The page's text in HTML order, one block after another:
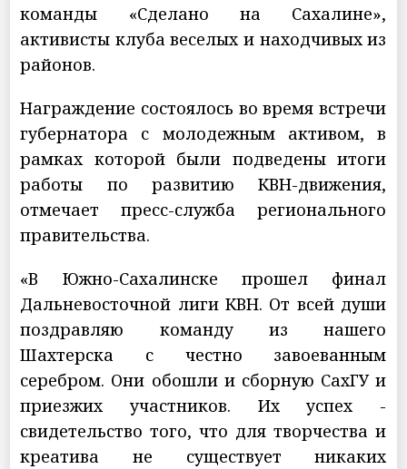
команды «Сделано на Сахалине»,
активисты клуба веселых и находчивых из
районов.
Награждение состоялось во время встречи
губернатора с молодежным активом, в
рамках которой были подведены итоги
работы по развитию КВН-движения,
отмечает пресс-служба регионального
правительства.
«В Южно-Сахалинске прошел финал
Дальневосточной лиги КВН. От всей души
поздравляю команду из нашего
Шахтерска с честно завоеванным
серебром. Они обошли и сборную СахГУ и
приезжих участников. Их успех -
свидетельство того, что для творчества и
креатива не существует никаких